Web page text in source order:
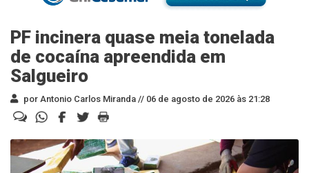
PF incinera quase meia tonelada
de cocaína apreendida em
Salgueiro
por Antonio Carlos Miranda // 06 de agosto de 2026 às 21:28